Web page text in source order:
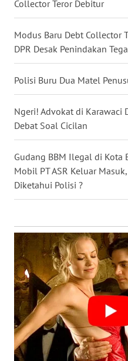
Collector Teror Debitur
Modus Baru Debt Collector
DPR Desak Penindakan
Polisi Buru Dua Matel
Ngeri! Advokat di Karawaci
Debat Soal Cicilan
Gudang BBM Ilegal di Kota
Mobil PT ASR Keluar
Diketahui Polisi ?
JATIM
BALI
WN
KALBAR
WN
KALTENG
WN
KALTARA
WN
KALSEL